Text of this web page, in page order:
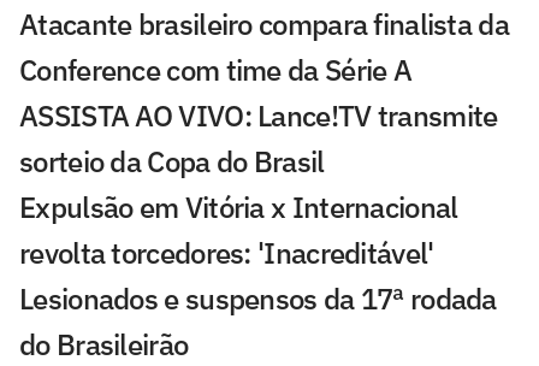
Atacante brasileiro compara finalista da
Conference com time da Série A
ASSISTA AO VIVO: Lance!TV transmite
sorteio da Copa do Brasil
Expulsão em Vitória x Internacional
revolta torcedores: 'Inacreditável'
Lesionados e suspensos da 17ª rodada
do Brasileirão